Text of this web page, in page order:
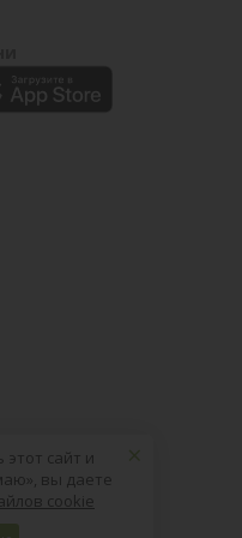
×
сайт и
вы даете
cookie